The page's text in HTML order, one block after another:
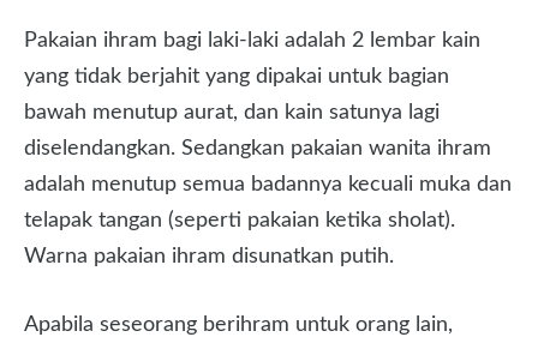
Pakaian ihram bagi laki-laki adalah 2 lembar kain
yang tidak berjahit yang dipakai untuk bagian
bawah menutup aurat, dan kain satunya lagi
diselendangkan. Sedangkan pakaian wanita ihram
adalah menutup semua badannya kecuali muka dan
telapak tangan (seperti pakaian ketika sholat).
Warna pakaian ihram disunatkan putih.
Apabila seseorang berihram untuk orang lain,